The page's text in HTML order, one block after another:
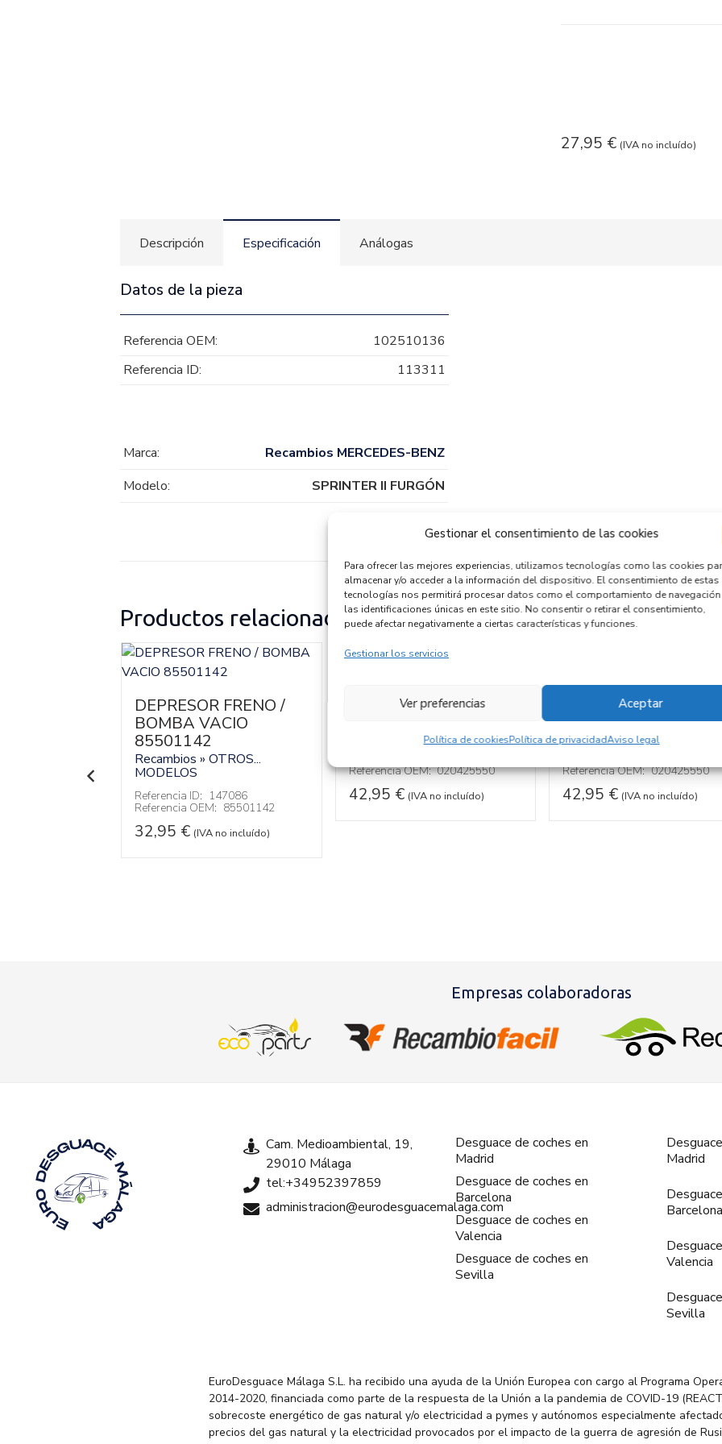
Gestionar el consentimiento de las cookies
Para ofrecer las mejores experiencias, utilizamos tecnologías como las cookies
almacenar y/o acceder a la información del dispositivo. El consentimiento de estas
tecnologías nos permitirá procesar datos como el comportamiento de
las identificaciones únicas en este sitio. No consentir o retirar el consentimiento,
puede afectar negativamente a ciertas características y funciones.
Gestionar los servicios
Aceptar
Ver preferencias
Política de cookiesPolítica de privacidadAviso legal
27,95 € (IVA no incluído)
Descripción Especificación Análogas
Datos de la pieza
Referencia OEM:
102510136
Referencia ID:
113311
Marca:
Recambios MERCEDES-BENZ
Modelo:
SPRINTER II FURGÓN
Productos relacionados
DEPRESOR FRENO /
BOMBA VACIO
85501142
Recambios » OTROS...
MODELOS
Referencia ID: 147086
Referencia OEM: 85501142
32,95 € (IVA no incluído)
020425550
DAILY FURGÓN
Referencia OEM: 020425550
42,95 € (IVA no incluído)
BOMBA FRENO
020425550
Recambios IVECO
DAILY FURGÓN
Referencia OEM: 020425550
42,95 € (IVA no incluído)
Empresas colaboradoras
Cam. Medioambiental, 19,
29010 Málaga
tel:+34952397859
administracion@eurodesguacemalaga.com
Desguace de coches en
Madrid
Desguace de coches en
Barcelona
Desguace de coches en
Valencia
Desguace de coches en
Sevilla
Madrid
Barcelona
Valencia
Sevilla
EuroDesguace Málaga S.L. ha recibido una ayuda de la Unión Europea con cargo al Programa
2014-2020, financiada como parte de la respuesta de la Unión a la pandemia de COVID-19
sobrecoste energético de gas natural y/o electricidad a pymes y autónomos especialmente
precios del gas natural y la electricidad provocados por el impacto de la guerra de agresión de